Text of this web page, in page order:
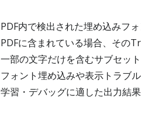
PDF内で検出された埋め込みフ
PDFに含まれている場合、その
一部の文字だけを含むサブセッ
フォント埋め込みや表示トラブ
学習・デバッグに適した出力結果